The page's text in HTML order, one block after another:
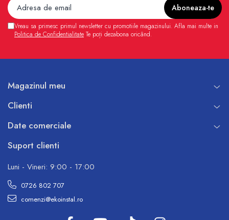
Vreau sa primesc primul newsletter cu promotiile magazinului. Afla mai multe in
Politica de Confidentialitate Te poți dezabona oricând.
Magazinul meu
Clienti
Date comerciale
Suport clienti
Luni - Vineri: 9:00 - 17:00
0726 802 707
comenzi@ekoinstal.ro